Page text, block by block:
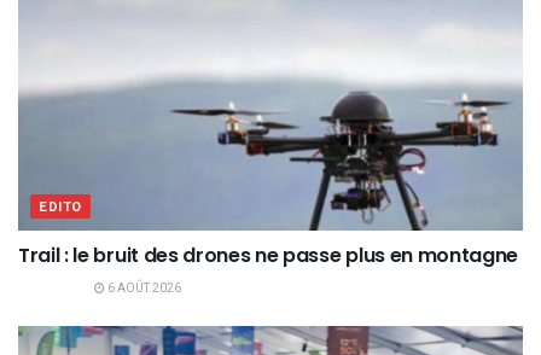
EDITO
Trail : le bruit des drones ne passe plus en montagne
6 AOÛT 2026